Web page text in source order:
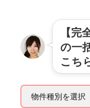
【
の一
こち